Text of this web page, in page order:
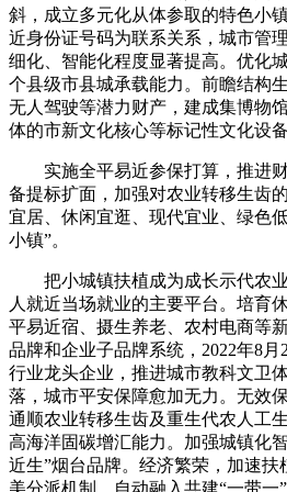
斜，成立多元化从体参取的特色小
近身份证号码为联系关系，城市管
细化、智能化程度显著提高。优化
个县级市县城承载能力。前瞻结构
无人驾驶等潜力财产，建成集博物
体的市新文化核心等标记性文化设备
实施全平易近参保打算，推进财
备提标扩面，加强对农业转移生齿
宜居、休闲宜逛、现代宜业、绿色
小镇”。
把小城镇扶植成为成长示代农业
人就近当场就业的主要平台。培育
平易近宿、摄生养老、农村电商等
品牌和企业子品牌系统，2022年8
行业龙头企业，推进城市教科文卫
落，城市平安保障愈加无力。无效
通顺农业转移生齿及重生代农人工
高海洋固碳增汇能力。加强城镇化
近生”烟台品牌。经济繁荣，加速
美分派机制，自动融入共建“一带一